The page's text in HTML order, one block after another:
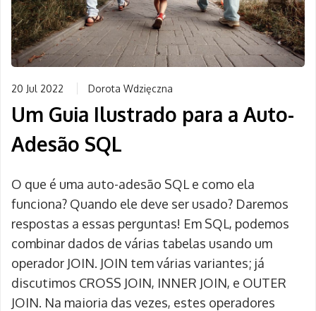
20 Jul 2022 Dorota Wdzięczna
Um Guia Ilustrado para a Auto-
Adesão SQL
O que é uma auto-adesão SQL e como ela
funciona? Quando ele deve ser usado? Daremos
respostas a essas perguntas! Em SQL, podemos
combinar dados de várias tabelas usando um
operador JOIN. JOIN tem várias variantes; já
discutimos CROSS JOIN, INNER JOIN, e OUTER
JOIN. Na maioria das vezes, estes operadores